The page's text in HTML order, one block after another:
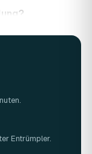
Hannover kann
Fällen wie einer
der
Hausrat: Möbel,
Entrümpler.